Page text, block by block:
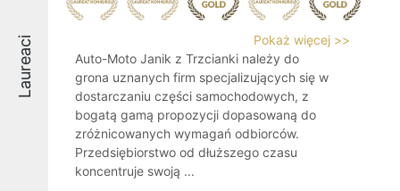
Laureaci
Pokaż więcej >>
Auto-Moto Janik z Trzcianki należy do
grona uznanych firm specjalizujących się w
dostarczaniu części samochodowych, z
bogatą gamą propozycji dopasowaną do
zróżnicowanych wymagań odbiorców.
Przedsiębiorstwo od dłuższego czasu
koncentruje swoją ...